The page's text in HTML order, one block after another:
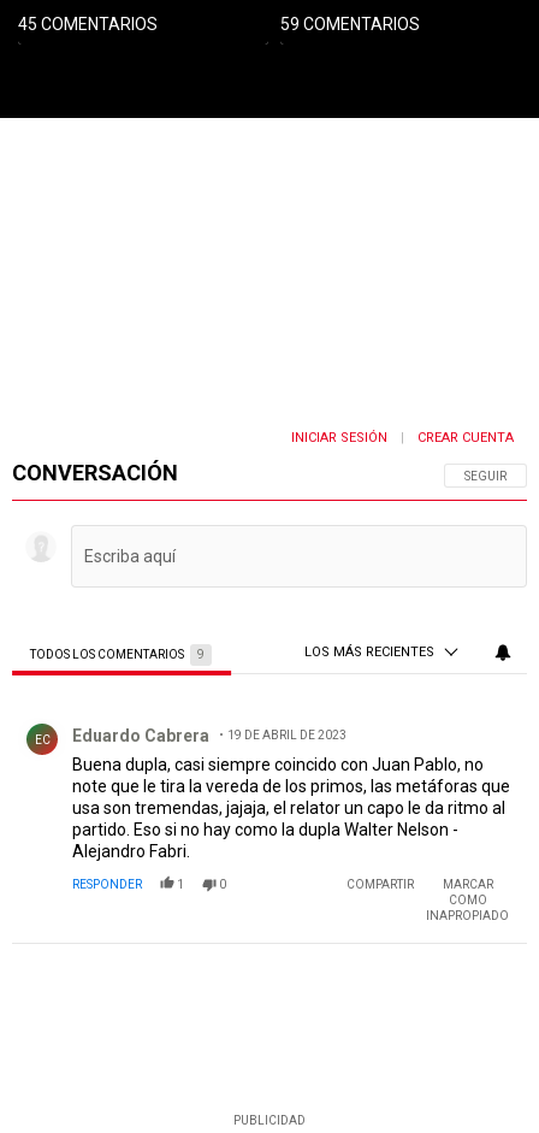
45 COMENTARIOS 59 COMENTARIOS
CONVERSACIÓN SIGA ESTA
SEGUIR
INICIAR SESIÓN CREAR CUENTA
TODOS LOS COMENTARIOS 9 LOS MÁS RECIENTES
EC Eduardo Cabrera 19 DE ABRIL DE 2023
Buena dupla, casi siempre coincido con Juan Pablo, no
note que le tira la vereda de los primos, las metáforas que
usa son tremendas, jajaja, el relator un capo le da ritmo al
partido. Eso si no hay como la dupla Walter Nelson -
Alejandro Fabri.
RESPONDER 1 0 COMPARTIR
MARCAR
COMO
INAPROPIADO
PUBLICIDAD